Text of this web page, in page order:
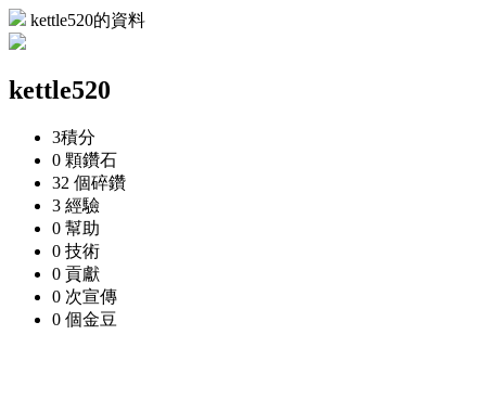
kettle520的資料
kettle520
3積分
0 顆鑽石
32 個碎鑽
3 經驗
0 幫助
0 技術
0 貢獻
0 次宣傳
0 個金豆